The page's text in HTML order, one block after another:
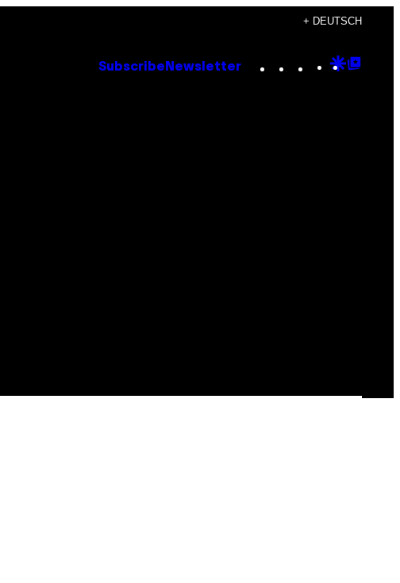
+ DEUTSCH
Subscribe Newsletter Instagram
TikTok
YouTube
Google